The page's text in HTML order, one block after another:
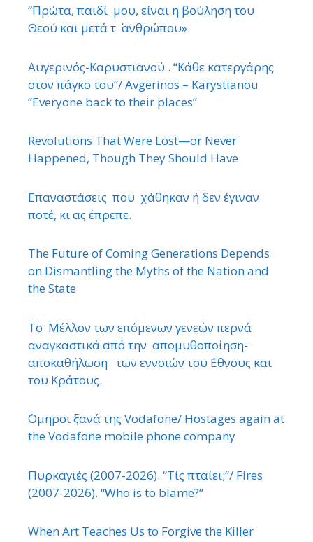
“Πρώτα, παιδί μου, είναι η βούληση του
Θεού και μετά τ ΄ ανθρώπου»
Αυγερινός-Καρυστιανού . “Κάθε κατεργάρης
στον πάγκο του”/ Avgerinos – Karystianou
“Εveryone back to their places”
Revolutions That Were Lost—or Never
Happened, Though They Should Have
Επαναστάσεις που χάθηκαν ή δεν έγιναν
ποτέ, κι ας έπρεπε.
The Future of Coming Generations Depends
on Dismantling the Myths of the Nation and
the State
Το Μέλλον των επόμενων γενεών περνά
αναγκαστικά από την απομυθοποίηση-
αποκαθήλωση των εννοιών του ΄Εθνους και
του Κράτους.
΄Ομηροι ξανά της Vodafone/ Hostages again at
the Vodafone mobile phone company
Πυρκαγιές (2007-2026). “Τίς πταίει;”/ Fires
(2007-2026). “Who is to blame?”
When Art Teaches Us to Forgive the Killer